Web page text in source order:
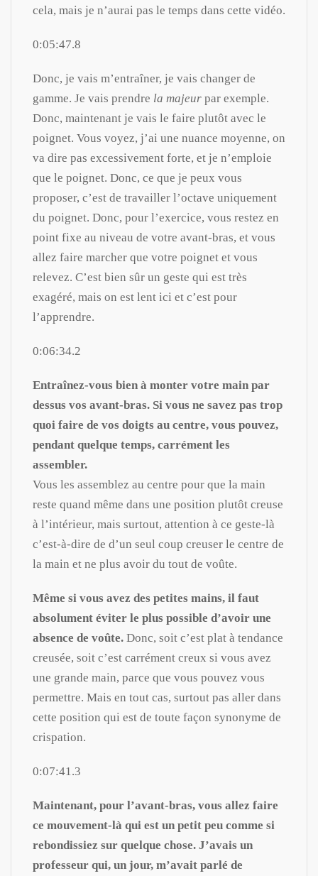
cela, mais je n’aurai pas le temps dans cette vidéo.
0:05:47.8
Donc, je vais m’entraîner, je vais changer de
gamme. Je vais prendre la majeur par exemple.
Donc, maintenant je vais le faire plutôt avec le
poignet. Vous voyez, j’ai une nuance moyenne, on
va dire pas excessivement forte, et je n’emploie
que le poignet. Donc, ce que je peux vous
proposer, c’est de travailler l’octave uniquement
du poignet. Donc, pour l’exercice, vous restez en
point fixe au niveau de votre avant-bras, et vous
allez faire marcher que votre poignet et vous
relevez. C’est bien sûr un geste qui est très
exagéré, mais on est lent ici et c’est pour
l’apprendre.
0:06:34.2
Entraînez-vous bien à monter votre main par
dessus vos avant-bras. Si vous ne savez pas trop
quoi faire de vos doigts au centre, vous pouvez,
pendant quelque temps, carrément les
assembler.
Vous les assemblez au centre pour que la main
reste quand même dans une position plutôt creuse
à l’intérieur, mais surtout, attention à ce geste-là
c’est-à-dire de d’un seul coup creuser le centre de
la main et ne plus avoir du tout de voûte.
Même si vous avez des petites mains, il faut
absolument éviter le plus possible d’avoir une
absence de voûte. Donc, soit c’est plat à tendance
creusée, soit c’est carrément creux si vous avez
une grande main, parce que vous pouvez vous
permettre. Mais en tout cas, surtout pas aller dans
cette position qui est de toute façon synonyme de
crispation.
0:07:41.3
Maintenant, pour l’avant-bras, vous allez faire
ce mouvement-là qui est un petit peu comme si
rebondissiez sur quelque chose. J’avais un
professeur qui, un jour, m’avait parlé de